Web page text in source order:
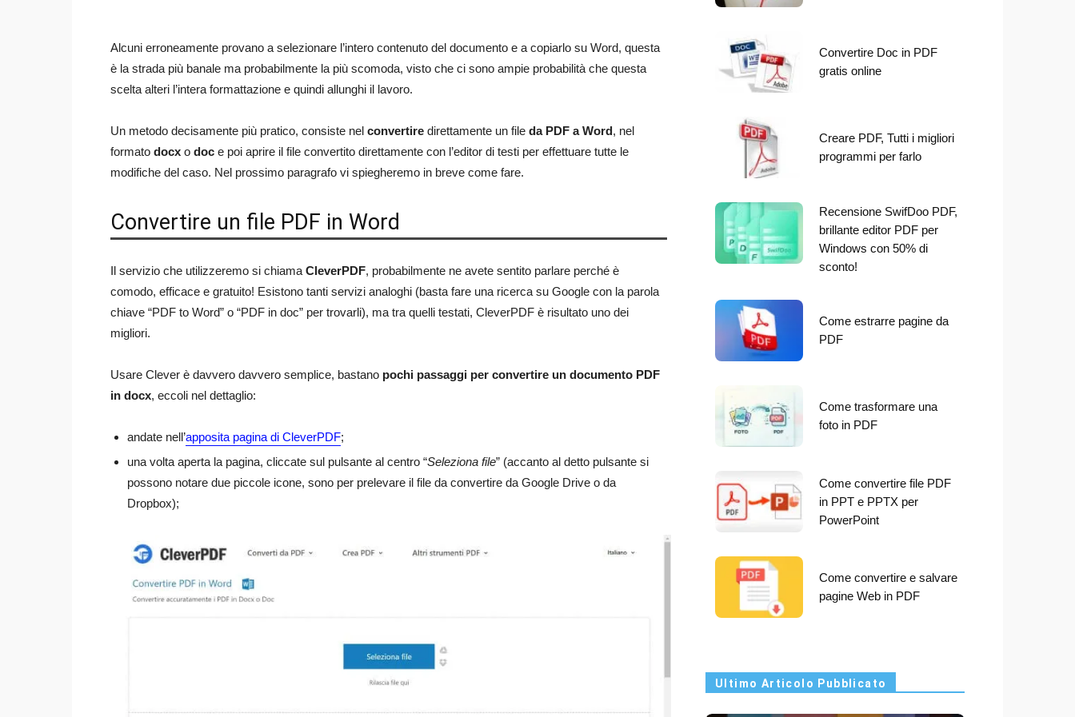
Alcuni erroneamente provano a selezionare l’intero contenuto del documento e a copiarlo su Word, questa
è la strada più banale ma probabilmente la più scomoda, visto che ci sono ampie probabilità che questa
scelta alteri l’intera formattazione e quindi allunghi il lavoro.
Un metodo decisamente più pratico, consiste nel convertire direttamente un file da PDF a Word, nel
formato docx o doc e poi aprire il file convertito direttamente con l’editor di testi per effettuare tutte le
modifiche del caso. Nel prossimo paragrafo vi spiegheremo in breve come fare.
Convertire un file PDF in Word
Il servizio che utilizzeremo si chiama CleverPDF, probabilmente ne avete sentito parlare perché è
comodo, efficace e gratuito! Esistono tanti servizi analoghi (basta fare una ricerca su Google con la parola
chiave “PDF to Word” o “PDF in doc” per trovarli), ma tra quelli testati, CleverPDF è risultato uno dei
migliori.
Usare Clever è davvero davvero semplice, bastano pochi passaggi per convertire un documento PDF
in docx, eccoli nel dettaglio:
andate nell’apposita pagina di CleverPDF;
una volta aperta la pagina, cliccate sul pulsante al centro “Seleziona file” (accanto al detto pulsante si
possono notare due piccole icone, sono per prelevare il file da convertire da Google Drive o da
Dropbox);
Convertire Doc in PDF
gratis online
Creare PDF, Tutti i migliori
programmi per farlo
Recensione SwifDoo PDF,
brillante editor PDF per
Windows con 50% di
sconto!
Come estrarre pagine da
PDF
Come trasformare una
foto in PDF
Come convertire file PDF
in PPT e PPTX per
PowerPoint
Come convertire e salvare
pagine Web in PDF
Ultimo Articolo Pubblicato